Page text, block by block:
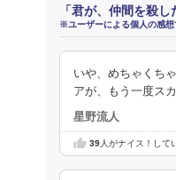
「君が、仲間を殺
※ユーザーによる個人の感想
いや、めちゃくち
アが、もう一度ス
星野流人
39人がナイス！して